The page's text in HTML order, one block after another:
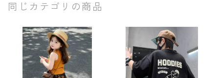
同じカテゴリの商品